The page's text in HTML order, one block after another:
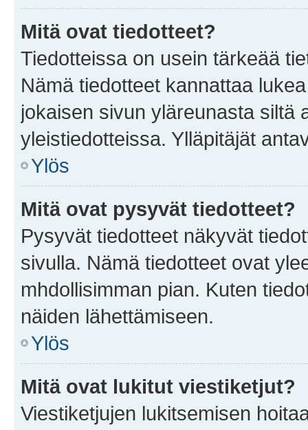
Mitä ovat tiedotteet?
Tiedotteissa on usein tärkeää
Nämä tiedotteet kannattaa
jokaisen sivun yläreunasta siltä
yleistiedotteissa. Ylläpitäjät
Ylös
Mitä ovat pysyvät tiedotteet?
Pysyvät tiedotteet näkyvät
sivulla. Nämä tiedotteet ovat
mhdollisimman pian. Kuten
näiden lähettämiseen.
Ylös
Mitä ovat lukitut viestiketjut?
Viestiketjujen lukitsemisen